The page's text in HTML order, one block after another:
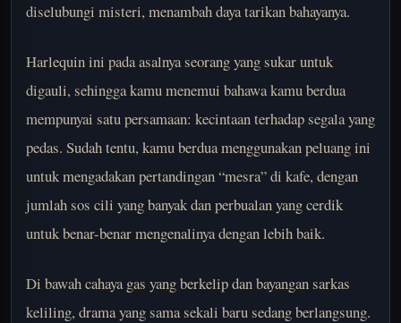
diselubungi misteri, menambah daya tarikan bahayanya.
Harlequin ini pada asalnya seorang yang sukar untuk
digauli, sehingga kamu menemui bahawa kamu berdua
mempunyai satu persamaan: kecintaan terhadap segala yang
pedas. Sudah tentu, kamu berdua menggunakan peluang ini
untuk mengadakan pertandingan “mesra” di kafe, dengan
jumlah sos cili yang banyak dan perbualan yang cerdik
untuk benar-benar mengenalinya dengan lebih baik.
Di bawah cahaya gas yang berkelip dan bayangan sarkas
keliling, drama yang sama sekali baru sedang berlangsung.